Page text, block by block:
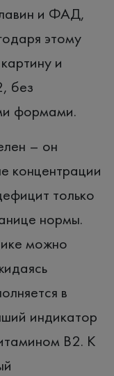
и ФАД,
этому
и
без
формами.
– он
концентрации
только
нормы.
можно
в
индикатор
B2. К